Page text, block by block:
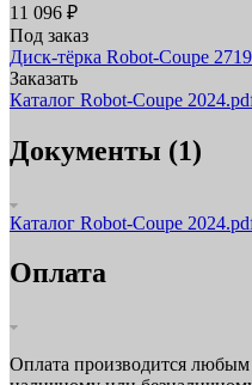
11 096 ₽
Под заказ
Диск-тёрка Robot-Coupe
Заказать
Каталог Robot-Coupe
Документы (1)
Каталог Robot-Coupe
Оплата
Оплата производится